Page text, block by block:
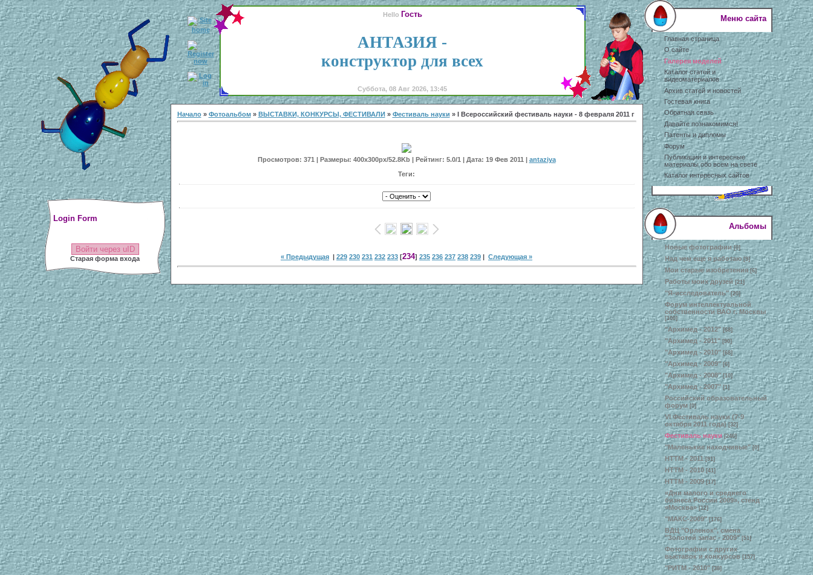
Login Form
Войти через uID
Старая форма входа
Hello Гость
АНТАЗИЯ -
конструктор для всех
Суббота, 08 Авг 2026, 13:45
Начало» Фотоальбом» ВЫСТАВКИ, КОНКУРСЫ, ФЕСТИВАЛИ» Фестиваль науки » I Всероссийский фестиваль науки - 8 февраля 2011 г
Просмотров: 371 | Размеры: 400x300px/52.8Kb | Рейтинг: 5.0/1 | Дата: 19 Фев 2011 | antaziya
Теги:
« Предыдущая | 229 230 231 232 233 [234] 235 236 237 238 239 | Следующая »
Меню сайта
Главная страница
О сайте
Галерея моделей
Каталог статей и
видеоматериалов
Архив статей и новостей
Гостевая книга
Обратная связь
Давайте познакомимся!
Патенты и дипломы
Форум
Публикации и интересные
материалы обо всем на свете
Каталог интересных сайтов
Альбомы
Новые фотографии [0]
Над чем еще я работаю [9]
Мои старые изобретения [6]
Работы моих друзей [21]
"Я-исследователь" [20]
Форум интеллектуальной
собственности ВАО г. Москвы
[100]
"Архимед - 2012" [68]
"Архимед - 2011" [90]
"Архимед - 2010" [68]
"Архимед - 2009" [6]
"Архимед - 2008" [10]
"Архимед - 2007" [1]
Российский образовательный
форум [0]
VI Фестиваль науки (7-9
октября 2011 года) [32]
Фестиваль науки [246]
"Маленькие находчивые" [0]
НТТМ - 2011 [91]
НТТМ - 2010 [41]
НТТМ - 2009 [17]
«Дни малого и среднего
бизнеса России 2009», стенд
«Москва» [12]
"МАКС-2009" [176]
ВДЦ "Орленок", смена
"Золотой запас - 2009" [51]
Фотографии с других
выставок и конкурсов [157]
"РИТМ - 2010" [38]